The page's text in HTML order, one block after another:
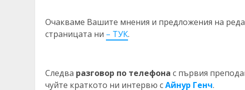
Очакваме Вашите мнения и предложения на
страницата ни – ТУК.
Следва разговор по телефона с първия
чуйте краткото ни интервю сАйнур Генч.